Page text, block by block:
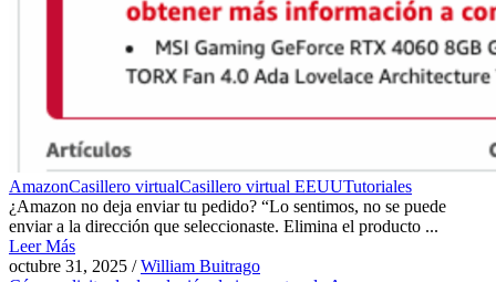
AmazonCasillero virtualCasillero virtual EEUUTutoriales
¿Amazon no deja enviar tu pedido? “Lo sentimos, no se puede
enviar a la dirección que seleccionaste. Elimina el producto ...
Leer Más
octubre 31, 2025 /William Buitrago